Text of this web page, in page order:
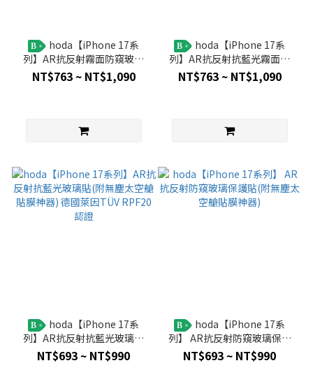
B
列】AR抗反射霧面防窺玻璃
保護貼(附無塵太空艙貼膜神
器)
NT$763 ~ NT$1,090
B
列】AR抗反射抗藍光霧面玻
璃保護貼(附無塵太空艙貼膜
神器) 德國萊因TÜV RPF20認
NT$763 ~ NT$1,090
B
列】AR抗反射抗藍光玻璃貼
(附無塵太空艙貼膜神器) 德國
萊因TÜV RPF20認證
NT$693 ~ NT$990
B
列】 AR抗反射防窺玻璃保護
貼(附無塵太空艙貼膜神器)
NT$693 ~ NT$990